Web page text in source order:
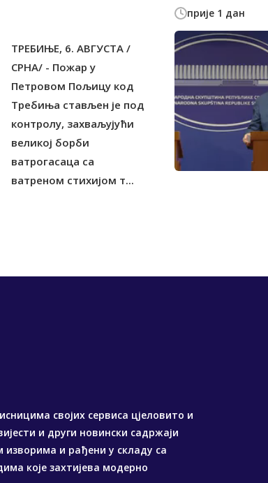
ТРЕБИЊЕ, 6. АВГУСТА /
СРНА/ - Пожар у
Петровом Пољицу код
Tребиња стављен је под
контролу, захваљујући
великој борби
ватрогасаца са
ватреном стихијом т...
прије 1 дан
својих сервиса цјеловито и
и други новински садржаји
изворима и рађени у складу са
које захтијева модерно